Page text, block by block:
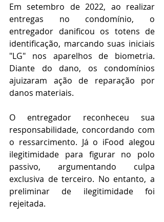
Em setembro de 2022, ao realizar
entregas no condomínio, o
entregador danificou os totens de
identificação, marcando suas iniciais
"LG" nos aparelhos de biometria.
Diante do dano, os condomínios
ajuizaram ação de reparação por
danos materiais.
O entregador reconheceu sua
responsabilidade, concordando com
o ressarcimento. Já o iFood alegou
ilegitimidade para figurar no polo
passivo, argumentando culpa
exclusiva de terceiro. No entanto, a
preliminar de ilegitimidade foi
rejeitada.